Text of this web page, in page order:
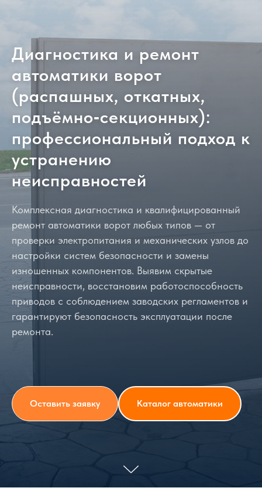
Диагностика и ремонт
автоматики ворот
(распашных, откатных,
подъёмно‑секционных):
профессиональный подход к
устранению
неисправностей
Комплексная диагностика и квалифицированный
ремонт автоматики ворот любых типов — от
проверки электропитания и механических узлов до
настройки систем безопасности и замены
изношенных компонентов. Выявим скрытые
неисправности, восстановим работоспособность
приводов с соблюдением заводских регламентов и
гарантируют безопасность эксплуатации после
ремонта.
Оставить заявку Каталог автоматики